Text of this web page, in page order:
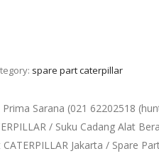
spare part caterpillar
Sarana (021 62202518
/ Suku Cadang Alat
Jakarta / Spare